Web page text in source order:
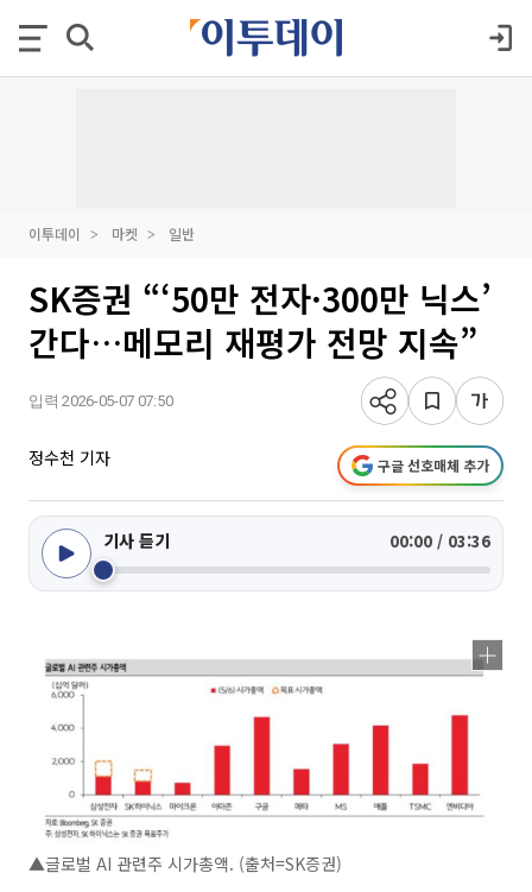
이투데이 마켓 일반
SK증권 “‘50만 전자·300만 닉스’
간다…메모리 재평가 전망 지속”
입력 2026-05-07 07:50
정수천 기자 구글 선호매체 추가
기사 듣기 00:00 / 03:36
▲글로벌 AI 관련주 시가총액. (출처=SK증권)